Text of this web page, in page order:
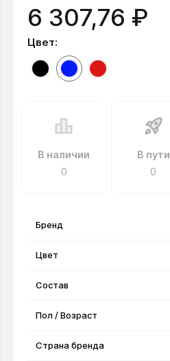
6 307,76 ₽
Цвет:
В наличии
0
В пути
0
Бренд
Цвет
Состав
Пол / Возраст
Страна бренда